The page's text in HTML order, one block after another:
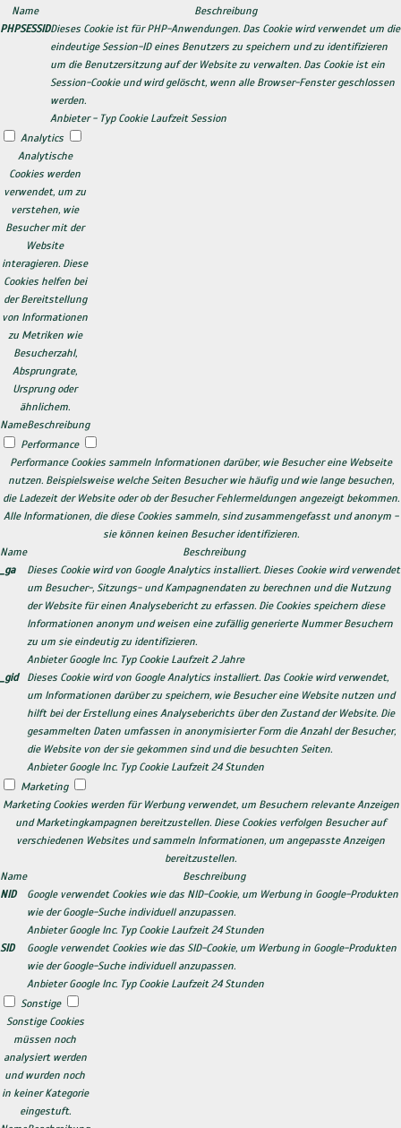
Name
Beschreibung
PHPSESSIDDieses Cookie ist für PHP-Anwendungen. Das Cookie wird verwendet um die
eindeutige Session-ID eines Benutzers zu speichern und zu identifizieren
um die Benutzersitzung auf der Website zu verwalten. Das Cookie ist ein
Session-Cookie und wird gelöscht, wenn alle Browser-Fenster geschlossen
werden.
Anbieter - Typ Cookie Laufzeit Session
Analytics
Analytische
Cookies werden
verwendet, um zu
verstehen, wie
Besucher mit der
Website
interagieren. Diese
Cookies helfen bei
der Bereitstellung
von Informationen
zu Metriken wie
Besucherzahl,
Absprungrate,
Ursprung oder
ähnlichem.
NameBeschreibung
Performance
Performance Cookies sammeln Informationen darüber, wie Besucher eine Webseite
nutzen. Beispielsweise welche Seiten Besucher wie häufig und wie lange besuchen,
die Ladezeit der Website oder ob der Besucher Fehlermeldungen angezeigt bekommen.
Alle Informationen, die diese Cookies sammeln, sind zusammengefasst und anonym -
sie können keinen Besucher identifizieren.
Name
Beschreibung
_ga
Dieses Cookie wird von Google Analytics installiert. Dieses Cookie wird verwendet
um Besucher-, Sitzungs- und Kampagnendaten zu berechnen und die Nutzung
der Website für einen Analysebericht zu erfassen. Die Cookies speichern diese
Informationen anonym und weisen eine zufällig generierte Nummer Besuchern
zu um sie eindeutig zu identifizieren.
Anbieter Google Inc. Typ Cookie Laufzeit 2 Jahre
_gid
Dieses Cookie wird von Google Analytics installiert. Das Cookie wird verwendet,
um Informationen darüber zu speichern, wie Besucher eine Website nutzen und
hilft bei der Erstellung eines Analyseberichts über den Zustand der Website. Die
gesammelten Daten umfassen in anonymisierter Form die Anzahl der Besucher,
die Website von der sie gekommen sind und die besuchten Seiten.
Anbieter Google Inc. Typ Cookie Laufzeit 24 Stunden
Marketing
Marketing Cookies werden für Werbung verwendet, um Besuchern relevante Anzeigen
und Marketingkampagnen bereitzustellen. Diese Cookies verfolgen Besucher auf
verschiedenen Websites und sammeln Informationen, um angepasste Anzeigen
bereitzustellen.
Name
Beschreibung
NID
Google verwendet Cookies wie das NID-Cookie, um Werbung in Google-Produkten
wie der Google-Suche individuell anzupassen.
Anbieter Google Inc. Typ Cookie Laufzeit 24 Stunden
SID
Google verwendet Cookies wie das SID-Cookie, um Werbung in Google-Produkten
wie der Google-Suche individuell anzupassen.
Anbieter Google Inc. Typ Cookie Laufzeit 24 Stunden
Sonstige
Sonstige Cookies
müssen noch
analysiert werden
und wurden noch
in keiner Kategorie
eingestuft.